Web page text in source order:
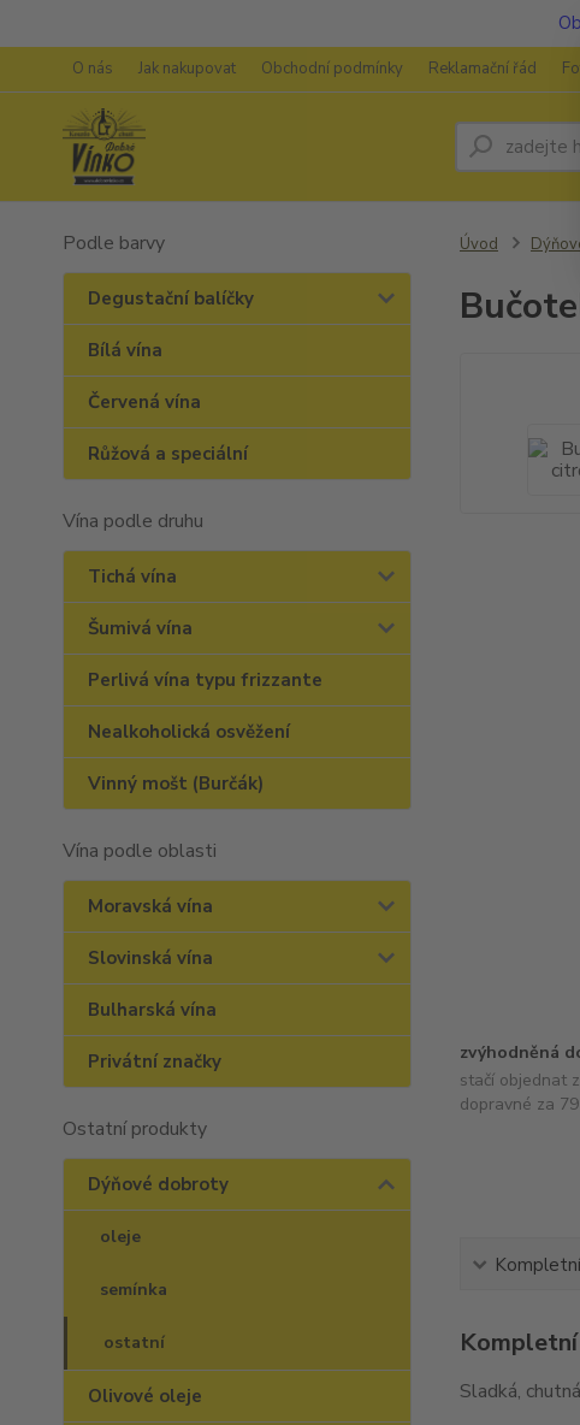
O nás Jak nakupovat Obchodní podmínky Reklamační řád
Podle barvy
Degustační balíčky
Bílá vína
Červená vína
Růžová a speciální
Vína podle druhu
Tichá vína
Šumivá vína
Perlivá vína typu frizzante
Nealkoholická osvěžení
Vinný mošt (Burčák)
Vína podle oblasti
Moravská vína
Slovinská vína
Bulharská vína
Privátní značky
Ostatní produkty
Dýňové dobroty
oleje
semínka
ostatní
Olivové oleje
Úvod
zvýhodněná
stačí objednat
dopravné za
Sladká,